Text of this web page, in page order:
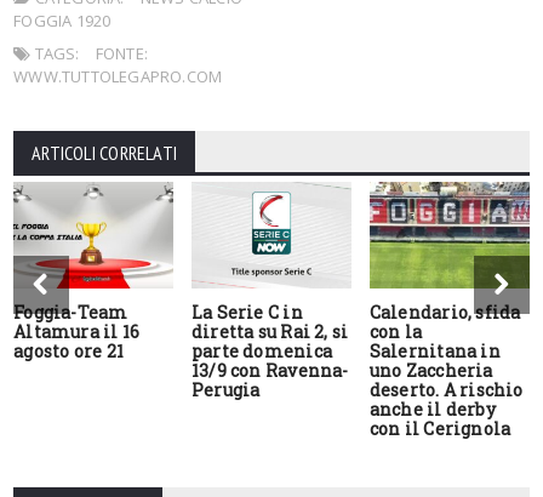
FOGGIA 1920
TAGS:
FONTE:
WWW.TUTTOLEGAPRO.COM
ARTICOLI CORRELATI
Foggia-Team
Altamura il 16
agosto ore 21
La Serie C in
diretta su Rai 2, si
parte domenica
13/9 con Ravenna-
Perugia
Calendario, sfida
con la
Salernitana in
uno Zaccheria
deserto. A rischio
anche il derby
con il Cerignola